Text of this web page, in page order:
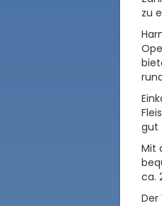
zu
gut
Mit
ca.
Der